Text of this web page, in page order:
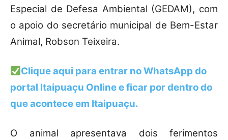
Especial de Defesa Ambiental (GEDAM), com
o apoio do secretário municipal de Bem-Estar
Animal, Robson Teixeira.
Clique aqui para entrar no WhatsApp do
portal Itaipuaçu Online e ficar por dentro do
que acontece em Itaipuaçu.
O animal apresentava dois ferimentos